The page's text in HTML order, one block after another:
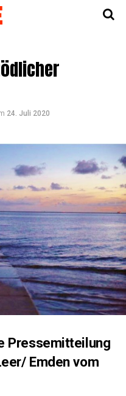
24. Juli 2020
Pres­se­mit­tei­lung
Emden vom